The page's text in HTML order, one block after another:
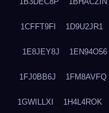
1CFFT9FI 1D9U2JR1
1E8JEY8J 1EN94O56
1FJ0BB6J 1FM8AVFQ
1GWILLXI 1H4L4ROK